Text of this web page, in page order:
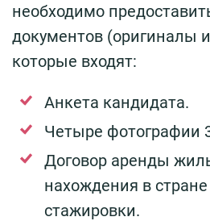
необходимо
документов (оригиналы
которые входят:
Анкета кандидата.
Четыре фотографии
Договор аренды
нахождения в
стажировки.